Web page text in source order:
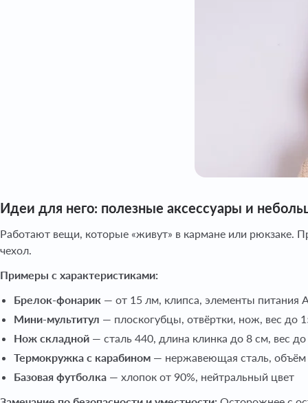
Идеи для него: полезные аксессуары и
Работают вещи, которые «живут» в кармане или рюкзаке.
чехол.
Примеры с характеристиками:
Брелок-фонарик — от 15 лм, клипса, элементы питания
Мини-мультитул — плоскогубцы, отвёртки, нож, вес до
Нож складной — сталь 440, длина клинка до 8 см, вес до
Термокружка с карабином — нержавеющая сталь,
Базовая футболка — хлопок от 90%, нейтральный цвет